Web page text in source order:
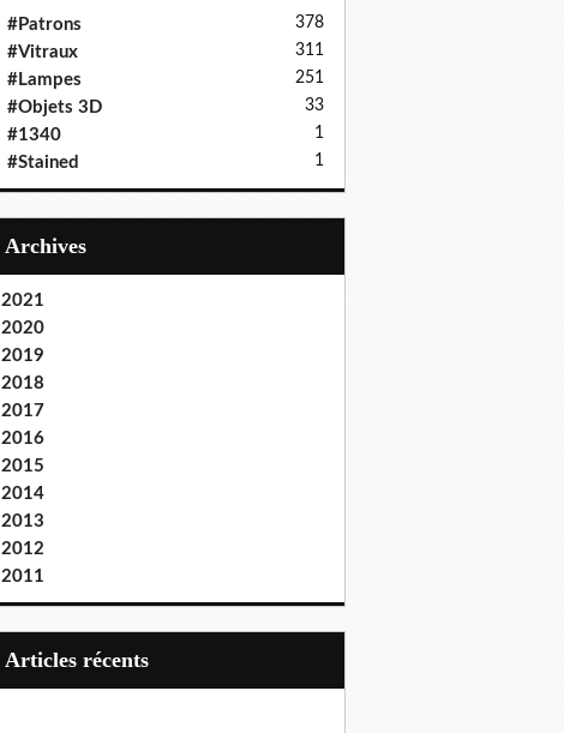
#Patrons 378
#Vitraux 311
#Lampes 251
#Objets 3D 33
#1340 1
#Stained 1
Archives
2021
2020
2019
2018
2017
2016
2015
2014
2013
2012
2011
articles récents